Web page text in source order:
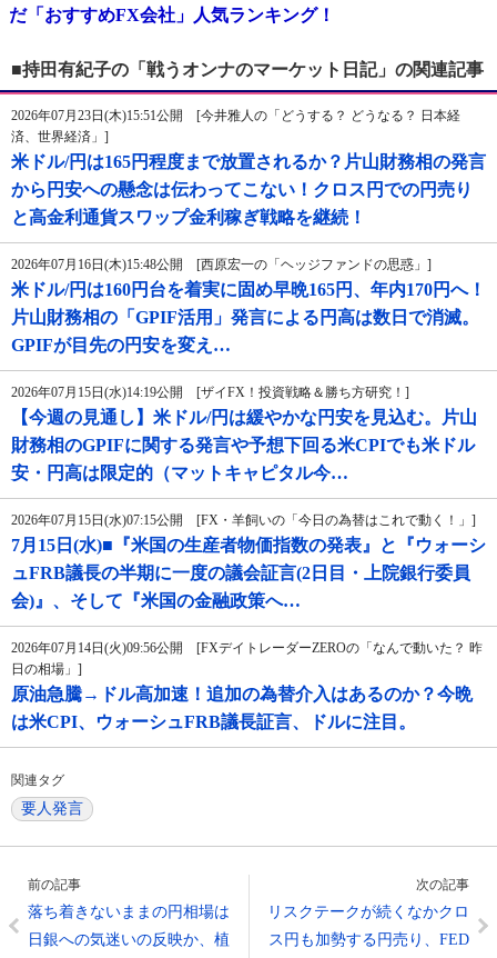
だ「おすすめFX会社」人気ランキング！
■持田有紀子の「戦うオンナのマーケット日記」の関連記事
2026年07月23日(木)15:51公開 [今井雅人の「どうする？ どうなる？ 日本経
済、世界経済」]
米ドル/円は165円程度まで放置されるか？片山財務相の発言
から円安への懸念は伝わってこない！クロス円での円売り
と高金利通貨スワップ金利稼ぎ戦略を継続！
2026年07月16日(木)15:48公開 [西原宏一の「ヘッジファンドの思惑」]
米ドル/円は160円台を着実に固め早晩165円、年内170円へ！
片山財務相の「GPIF活用」発言による円高は数日で消滅。
GPIFが目先の円安を変え…
2026年07月15日(水)14:19公開 [ザイFX！投資戦略＆勝ち方研究！]
【今週の見通し】米ドル/円は緩やかな円安を見込む。片山
財務相のGPIFに関する発言や予想下回る米CPIでも米ドル
安・円高は限定的（マットキャピタル今…
2026年07月15日(水)07:15公開 [FX・羊飼いの「今日の為替はこれで動く！」]
7月15日(水)■『米国の生産者物価指数の発表』と『ウォーシ
ュFRB議長の半期に一度の議会証言(2日目・上院銀行委員
会)』、そして『米国の金融政策へ…
2026年07月14日(火)09:56公開 [FXデイトレーダーZEROの「なんで動いた？ 昨
日の相場」]
原油急騰→ドル高加速！追加の為替介入はあるのか？今晩
は米CPI、ウォーシュFRB議長証言、ドルに注目。
関連タグ
要人発言
前の記事
落ち着きないままの円相場は
日銀への気迷いの反映か、植
次の記事
リスクテークが続くなかクロ
ス円も加勢する円売り、FED